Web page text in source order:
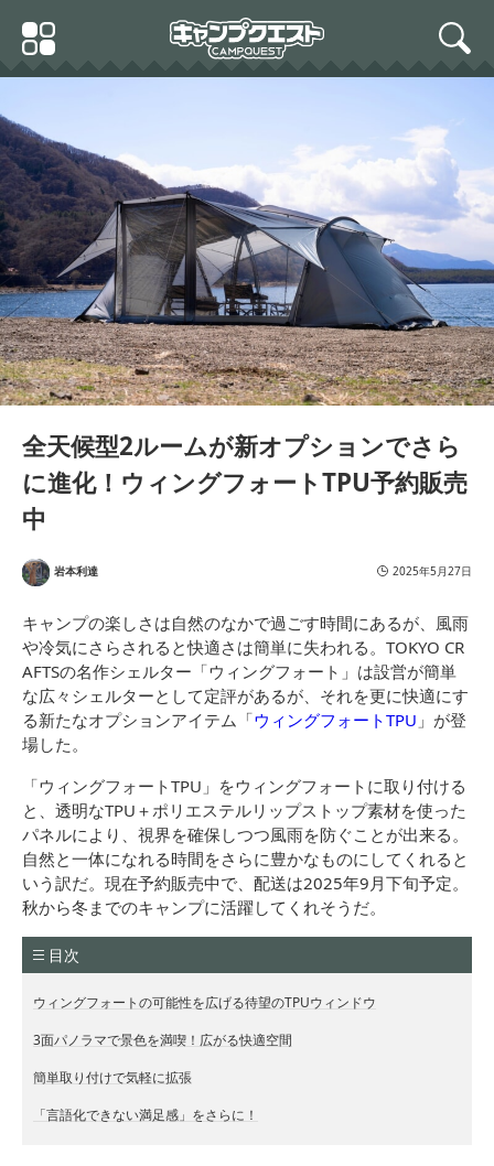
Primary
Menu
search
全天候型2ルームが新オプションでさら
に進化！ウィングフォートTPU予約販売
中
岩本利達 2025年5月27日
キャンプの楽しさは自然のなかで過ごす時間にあるが、風雨
や冷気にさらされると快適さは簡単に失われる。TOKYO CR
AFTSの名作シェルター「ウィングフォート」は設営が簡単
な広々シェルターとして定評があるが、それを更に快適にす
る新たなオプションアイテム「ウィングフォートTPU 」が登
場した。
「ウィングフォートTPU」をウィングフォートに取り付ける
と、透明なTPU＋ポリエステルリップストップ素材を使った
パネルにより、視界を確保しつつ風雨を防ぐことが出来る。
自然と一体になれる時間をさらに豊かなものにしてくれると
いう訳だ。現在予約販売中で、配送は2025年9月下旬予定。
秋から冬までのキャンプに活躍してくれそうだ。
目次
ウィングフォートの可能性を広げる待望のTPUウィンドウ
3面パノラマで景色を満喫！広がる快適空間
簡単取り付けで気軽に拡張
「言語化できない満足感」をさらに！